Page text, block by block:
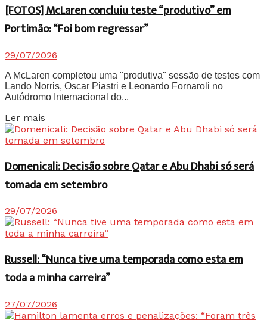
[FOTOS] McLaren concluiu teste “produtivo” em
Portimão: “Foi bom regressar”
29/07/2026
A McLaren completou uma "produtiva" sessão de testes com
Lando Norris, Oscar Piastri e Leonardo Fornaroli no
Autódromo Internacional do...
Ler mais
Domenicali: Decisão sobre Qatar e Abu Dhabi só será
tomada em setembro
29/07/2026
Russell: “Nunca tive uma temporada como esta em
toda a minha carreira”
27/07/2026